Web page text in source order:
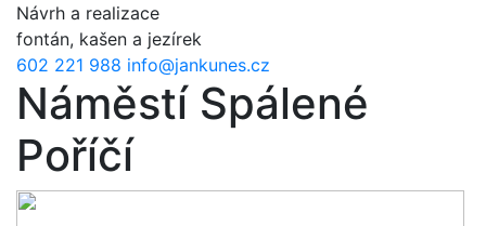
Přejít k hlavnímu obsahu
Návrh a realizace
fontán, kašen a jezírek
602 221 988 info@jankunes.cz
Náměstí Spálené
Poříčí